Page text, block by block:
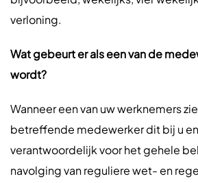
verloning.
Wat gebeurt er als een van de
wordt?
Wanneer een van uw werknemers
betreffende medewerker dit bij u en
verantwoordelijk voor het gehele
navolging van reguliere wet- en